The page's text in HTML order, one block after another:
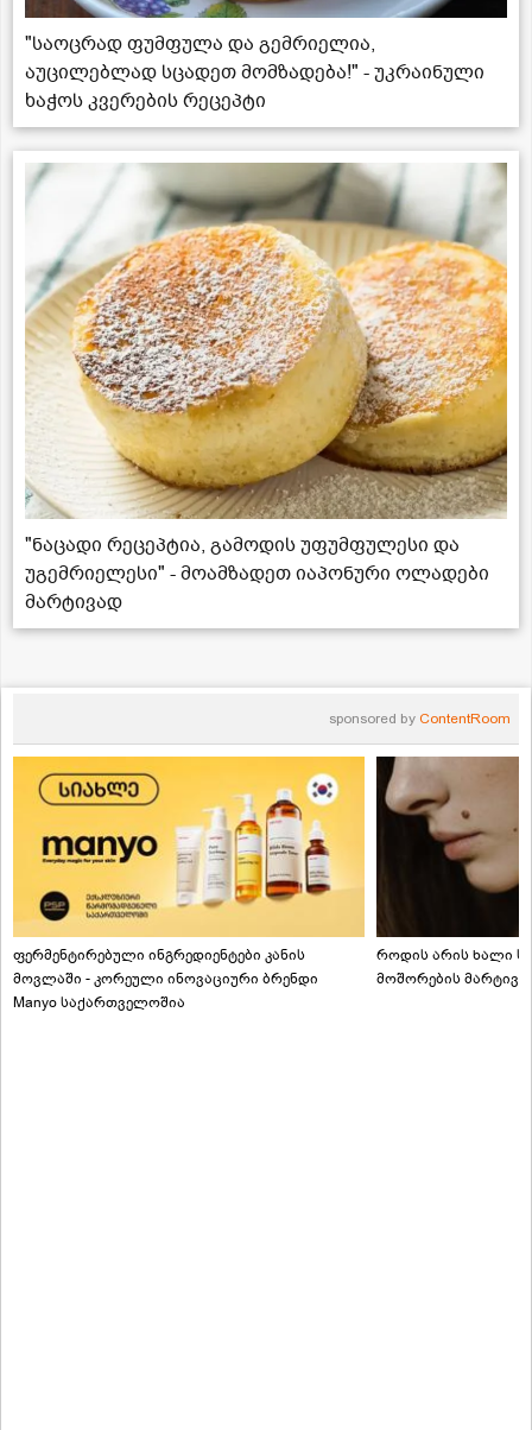
"საოცრად ფუმფულა და გემრიელია,
აუცილებლად სცადეთ მომზადება!" - უკრაინული
ხაჭოს კვერების რეცეპტი
"ნაცადი რეცეპტია, გამოდის უფუმფულესი და
უგემრიელესი" - მოამზადეთ იაპონური ოლადები
მარტივად
sponsored by ContentRoom
ფერმენტირებული ინგრედიენტები კანის
მოვლაში - კორეული ინოვაციური ბრენდი
Manyo საქართველოშია
როდის არის ხალი
მოშორების